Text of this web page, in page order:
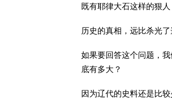
既有耶律大石这样的狠
历史的真相，远比杀光了
如果要回答这个问题，
底有多大？
因为辽代的史料还是比